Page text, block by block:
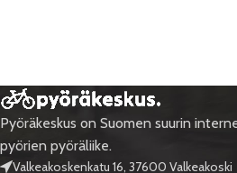
Pyöräkeskus on Suomen suurin
pyörien pyöräliike.
Valkeakoskenkatu 16, 37600 Valkeakoski